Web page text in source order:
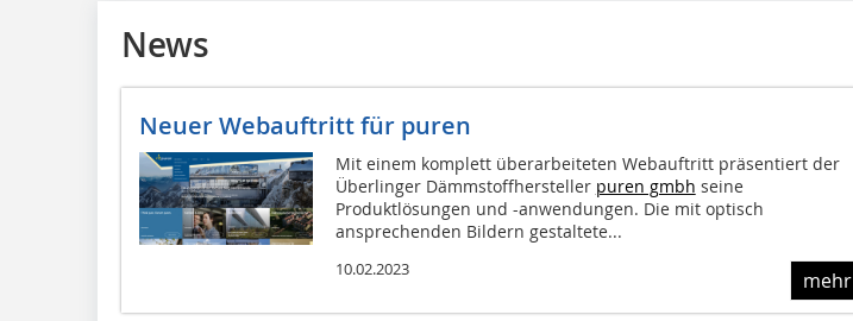
News
Neuer Webauftritt für puren
Mit einem komplett überarbeiteten Webauftritt präsentiert der
Überlinger Dämmstoffhersteller puren gmbh seine
Produktlösungen und -anwendungen. Die mit optisch
ansprechenden Bildern gestaltete...
10.02.2023 mehr